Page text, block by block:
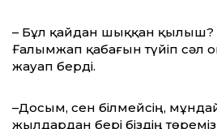
– Бұл қайдан шыққан қылыш?
Ғалымжап қабағын түйіп сәл
жауап берді.
–Досым, сен білмейсің,
жылдардан бері біздің